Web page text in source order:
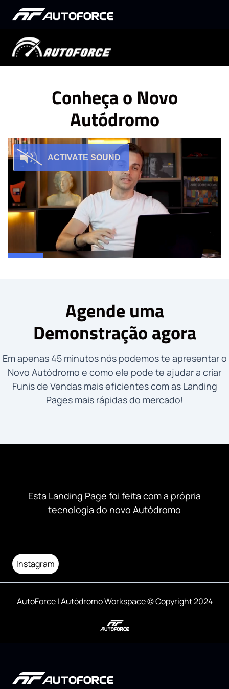
Conheça o Novo
Autódromo
Agende uma
Demonstração agora
Em apenas 45 minutos nós podemos te apresentar o
Novo Autódromo e como ele pode te ajudar a criar
Funis de Vendas mais eficientes com as Landing
Pages mais rápidas do mercado!
Esta Landing Page foi feita com a própria
tecnologia do novo Autódromo
Instagram
AutoForce | Autódromo Workspace © Copyright 2024